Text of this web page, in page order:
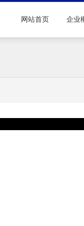
网站首页 企业